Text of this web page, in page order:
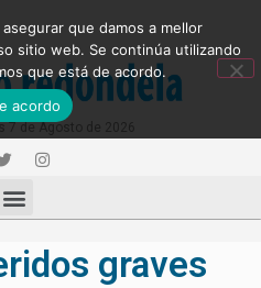
graves
que damos a mellor
sitio web. Se continúa utilizando
que está de acordo.
acordo